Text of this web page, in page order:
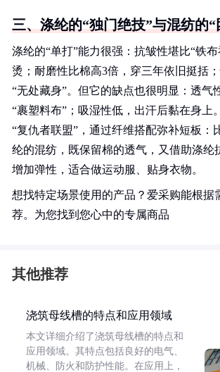
三、涤纶的“独门绝技”与混纺的“
涤纶的“单打”能力很强：抗皱性堪比“铁
烫；耐磨性比棉高3倍，穿三年依旧挺括
“无处藏身”。但它的缺点也很明显：透气
“裹塑料布”；吸湿性低，出汗后黏在身上
“复仇者联盟”，通过纤维搭配弥补短板：
纶的混纺，既保留棉的透气，又借助涤纶
增加弹性，适合做运动服、贴身衣物。
想找特定场景使用的产品？爱采购能根据
荐。为您找到您心中的专属商品
其他推荐
浇筑母线槽的特点和应用领域
本文详细介绍了浇筑母线槽的特点和
应用领域。其特点包括良好的电气、
机械、防火和防护性能。在应用上，